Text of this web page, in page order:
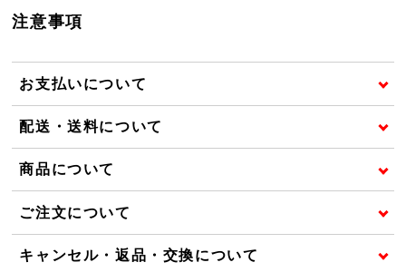
注意事項
お支払いについて
配送・送料について
商品について
ご注文について
キャンセル・返品・交換について